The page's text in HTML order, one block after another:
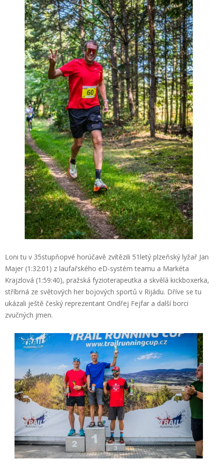
Loni tu v 35stupňopvé horúčavě zvítězili 51letý plzeňský lyžař Jan
Majer (1:32:01) z laufařského eD-systém teamu a Markéta
Krajzlová (1:59:40), pražská fyzioterapeutka a skvělá kickboxerka,
stříbrná ze světových her bojových sportů v Rijádu. Dříve se tu
ukázali ještě český reprezentant Ondřej Fejfar a další borci
zvučných jmen.